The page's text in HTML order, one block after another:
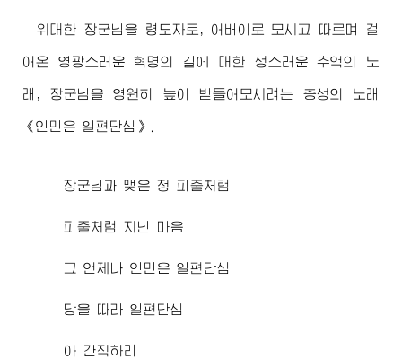
위대한 장군님 을 령도자로, 어버이 로 모시고 따르며 걸
어온 영광스러운 혁명의 길에 대한 성스러운 추억의 노
래, 장군님 을 영원히 높이 받들어모시려는 충성의 노래
《인민은 일편단심》.
장군님 과 맺은 정 피줄처럼
피줄처럼 지닌 마음
그 언제나 인민은 일편단심
당을 따라 일편단심
아 간직하리